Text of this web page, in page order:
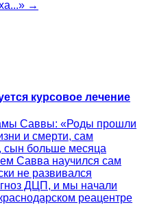
→
курсовое лечение
Саввы: «Роды прошли
и смерти, сам
сын больше месяца
Савва научился сам
не развивался
ДЦП, и мы начали
реацентре